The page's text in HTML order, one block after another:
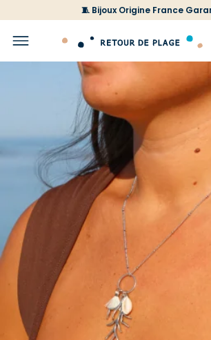
🧵 Bijoux Origine France